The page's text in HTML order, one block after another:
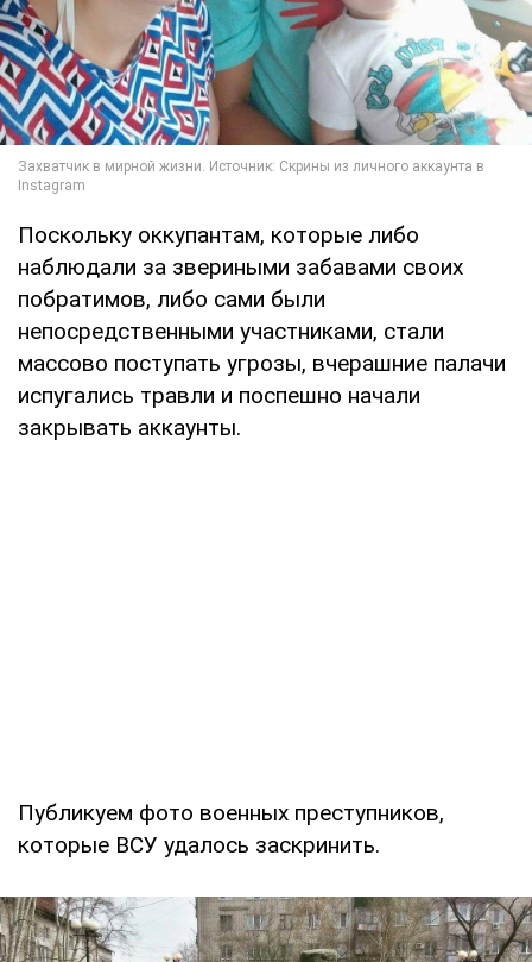
Поскольку оккупантам, которые либо
наблюдали за звериными забавами своих
побратимов, либо сами были
непосредственными участниками, стали
массово поступать угрозы, вчерашние палачи
испугались травли и поспешно начали
закрывать аккаунты.
Публикуем фото военных преступников,
которые ВСУ удалось заскринить.